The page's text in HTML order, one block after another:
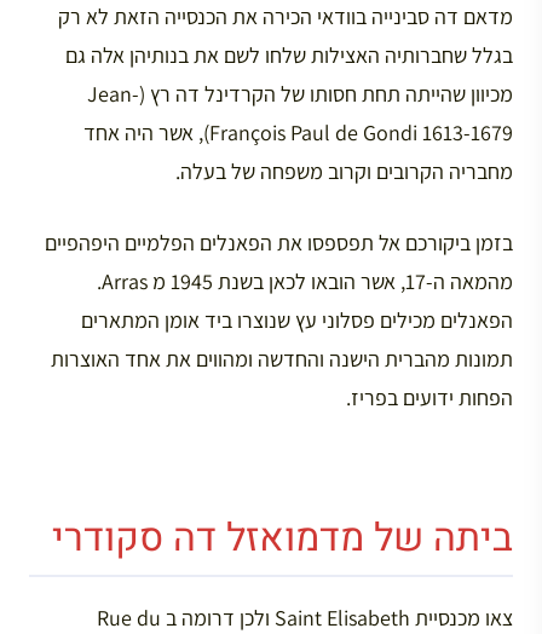
מדאם דה סבינייה בוודאי הכירה את הכנסייה הזאת לא רק
בגלל שחברותיה האצילות שלחו לשם את בנותיהן אלה גם
מכיוון שהייתה תחת חסותו של הקרדינל דה רץ (Jean-
François Paul de Gondi 1613-1679), אשר היה אחד
מחבריה הקרובים וקרוב משפחה של בעלה.
בזמן ביקורכם אל תפספסו את הפאנלים הפלמיים היפהפיים
מהמאה ה-17, אשר הובאו לכאן בשנת 1945 מ Arras.
הפאנלים מכילים פסלוני עץ שנוצרו ביד אומן המתארים
תמונות מהברית הישנה והחדשה ומהווים את אחד האוצרות
הפחות ידועים בפריז.
ביתה של מדמואזל דה סקודרי
צאו מכנסיית Saint Elisabeth ולכן דרומה ב Rue du